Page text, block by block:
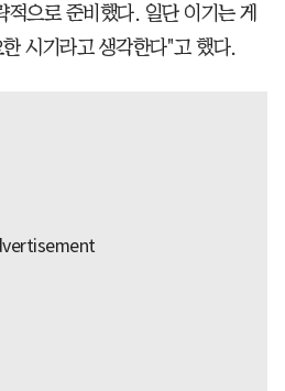
적으로 준비했다. 일단 이기는 게
시기라고 생각한다"고 했다.